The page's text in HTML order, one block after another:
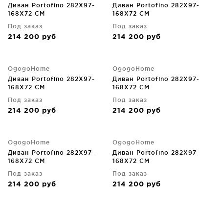
Диван Portofino 282X97-
168X72 CM
Под заказ
214 200 руб
Диван Portofino 282X97-
168X72 CM
Под заказ
214 200 руб
OgogoHome
Диван Portofino 282X97-
168X72 CM
Под заказ
214 200 руб
OgogoHome
Диван Portofino 282X97-
168X72 CM
Под заказ
214 200 руб
OgogoHome
Диван Portofino 282X97-
168X72 CM
Под заказ
214 200 руб
OgogoHome
Диван Portofino 282X97-
168X72 CM
Под заказ
214 200 руб